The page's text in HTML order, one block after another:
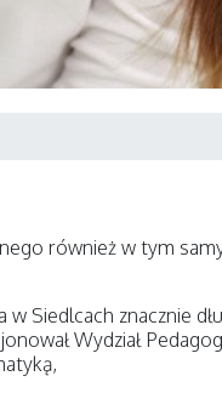
również w tym
Siedlcach znacznie
Wydział